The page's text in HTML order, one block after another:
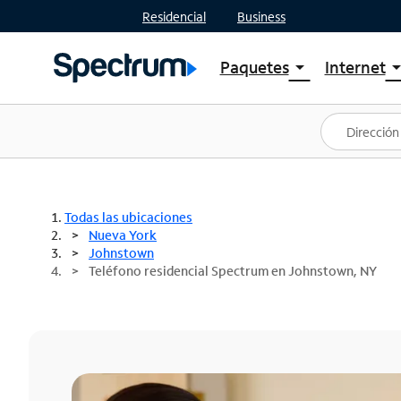
Residencial Business
Paquetesarrow_drop_down
Ver paquetes
Spectrum One
Mejores ofertas
Internetarrow_drop_down
Planes
Todas las ubicaciones
Nueva York
Johnstown
Teléfono residencial Spectrum en Johnstown, NY